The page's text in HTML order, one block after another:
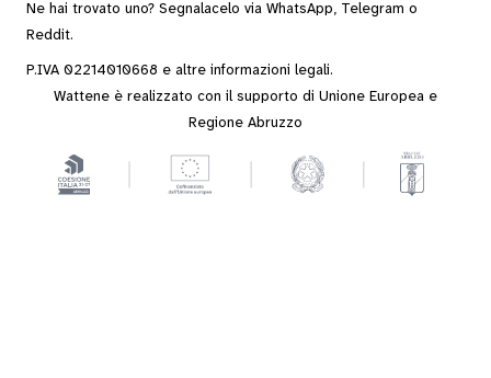
Ne hai trovato uno? Segnalacelo via WhatsApp, Telegram o
Reddit.
P.IVA 02214010668 e altre informazioni legali.
Wattene è realizzato con il supporto di Unione Europea e
Regione Abruzzo